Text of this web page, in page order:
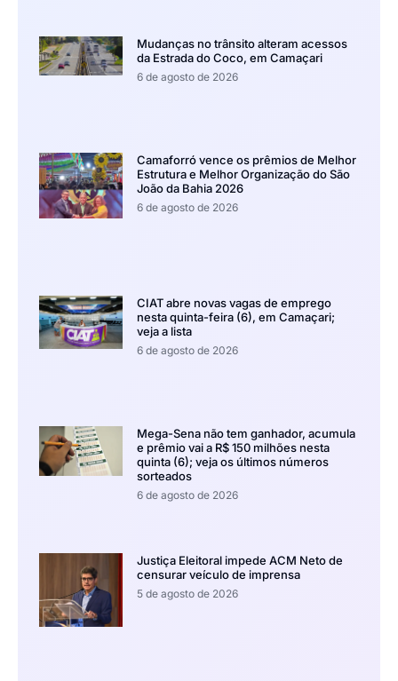
Mudanças no trânsito alteram acessos
da Estrada do Coco, em Camaçari
6 de agosto de 2026
Camaforró vence os prêmios de Melhor
Estrutura e Melhor Organização do São
João da Bahia 2026
6 de agosto de 2026
CIAT abre novas vagas de emprego
nesta quinta-feira (6), em Camaçari;
veja a lista
6 de agosto de 2026
Mega-Sena não tem ganhador, acumula
e prêmio vai a R$ 150 milhões nesta
quinta (6); veja os últimos números
sorteados
6 de agosto de 2026
Justiça Eleitoral impede ACM Neto de
censurar veículo de imprensa
5 de agosto de 2026